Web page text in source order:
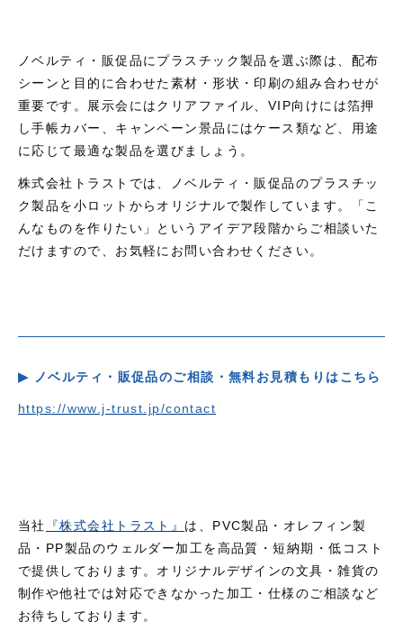
ノベルティ・販促品にプラスチック製品を選ぶ際は、配布
シーンと目的に合わせた素材・形状・印刷の組み合わせが
重要です。展示会にはクリアファイル、 VIP向けには箔押
し手帳カバー、キャンペーン景品にはケース類など、用途
に応じて最適な製品を選びましょう。
株式会社トラストでは、ノベルティ・販促品のプラスチッ
ク製品を小ロットからオリジナルで製作しています。「こ
んなものを作りたい」というアイデア段階からご相談いた
だけますので、お気軽にお問い合わせください。
▶ ノベルティ・販促品のご相談・無料お見積もりはこちら
https://www.j-trust.jp/contact
当社 『株式会社トラスト』 は、PVC製品・オレフィン製
品・PP製品のウェルダー加工を高品質・短納期・低コスト
で提供しております。オリジナルデザインの文具・雑貨の
制作や他社では対応できなかった加工・仕様のご相談など
お待ちしております。